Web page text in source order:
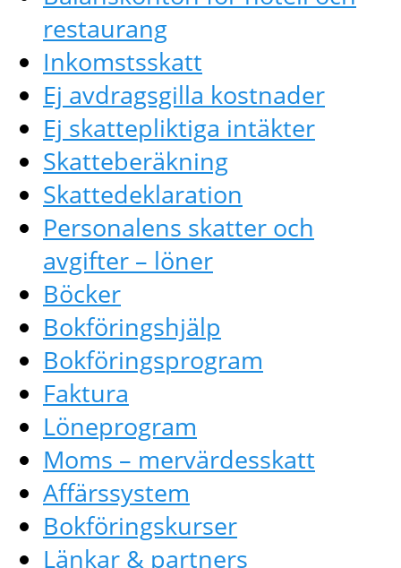
restaurang
Inkomstsskatt
Ej avdragsgilla kostnader
Ej skattepliktiga intäkter
Skatteberäkning
Skattedeklaration
Personalens skatter och
avgifter – löner
Böcker
Bokföringshjälp
Bokföringsprogram
Faktura
Löneprogram
Moms – mervärdesskatt
Affärssystem
Bokföringskurser
Länkar & partners